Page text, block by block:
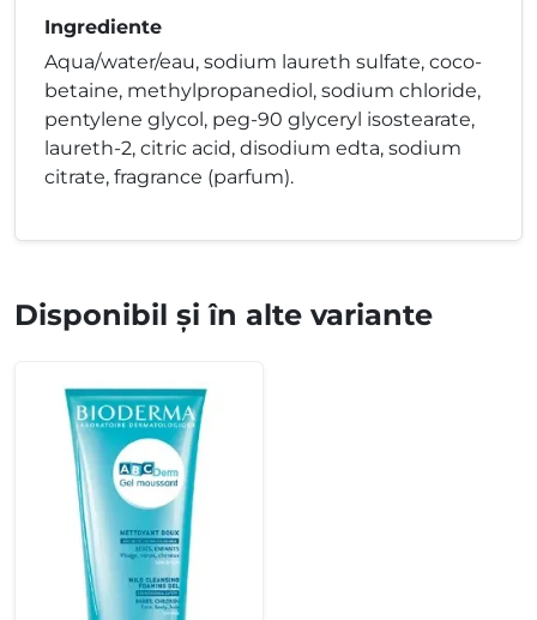
Ingrediente
Aqua/water/eau, sodium laureth sulfate, coco-
betaine, methylpropanediol, sodium chloride,
pentylene glycol, peg-90 glyceryl isostearate,
laureth-2, citric acid, disodium edta, sodium
citrate, fragrance (parfum).
Disponibil și în alte variante